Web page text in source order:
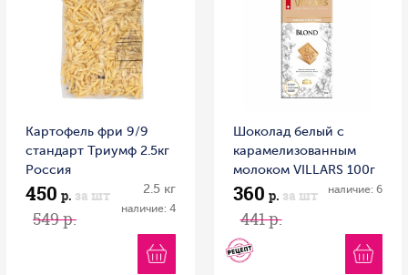
Картофель фри 9/9
стандарт Триумф 2.5кг
Россия
450 р. за шт
549 р.
2.5 кг
наличие: 4
Шоколад белый с
карамелизованным
молоком VILLARS 100г
1/16 Швейцария
360 р. за шт
441 р.
наличие: 6